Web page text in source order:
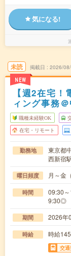
気になる!
未読
NEW
掲載日 2026/
【週2在宅
ィング事務
職種未経験OK
在宅・リモート
勤務地
東京都
西新宿
曜日頻度 月～金
時間
09:30
9:30◎
期間 2026年
時給 時給
交